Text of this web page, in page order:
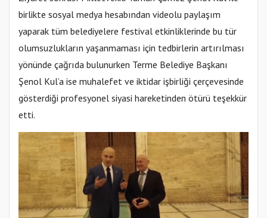
birlikte sosyal medya hesabından videolu paylaşım
yaparak tüm belediyelere festival etkinliklerinde bu tür
olumsuzlukların yaşanmaması için tedbirlerin artırılması
yönünde çağrıda bulunurken Terme Belediye Başkanı
Şenol Kul’a ise muhalefet ve iktidar işbirliği çerçevesinde
gösterdiği profesyonel siyasi hareketinden ötürü teşekkür
etti.